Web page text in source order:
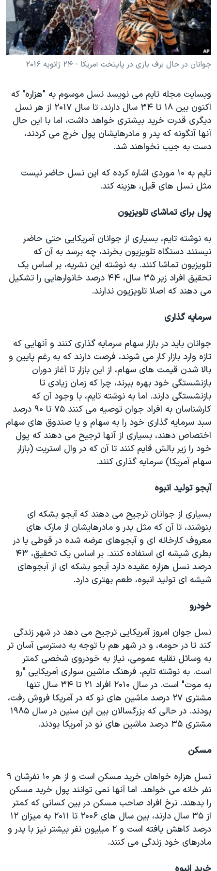
فرهنگ و زندگی
حقوق شهروندی
اقتصادی
علم و فناوری
گالری عکس
آرشیو پخش زنده
مستندها
انتخابات ریاست جمهوری آمریکا ۲۰۲۴
حمله جمهوری اسلامی به اسرائیل
رمز مهسا
اعتراضات زن، زندگی، آزادی
مجموعه مستندهای دادخواهی
تریبونال مردمی آبان ۹۸
دادگاه حمید نوری
قانون شفافیت دارائی کادر رهبری ایران
اسرائیل در جنگ
نرگس محمدی برنده جایزه نوبل صلح
همایش محافظه‌کاران آمریکا «سی‌پک»
صفحه‌های ویژه
سفر پرزیدنت ترامپ به چین
دنبال کنید
جوانان در حال برف بازی در پایتخت آمریکا - ۲۴ ژانویه ۲۰۱۶
وبسایت مجله تایم می نویسد نسل موسوم به "هزاره" که
اکنون بین ۱۸ تا ۳۴ سال دارند، تا سال ۲۰۱۷ از هر نسل
دیگری قدرت خرید بیشتری خواهد داشت، اما با این حال
آنها آنگونه که پدر و مادرهایشان پول خرج می کردند،
دست به جیب نخواهند شد.
تایم به ۱۰ موردی اشاره کرده که این نسل حاضر نیست
مثل نسل های قبل، هزینه کند.
پول برای تماشای تلویزیون
به نوشته تایم، بسیاری از جوانان آمریکایی حتی حاضر
نیستند دستگاه تلویزیون بخرند، چه برسد به آن که
تلویزیون تماشا کنند. به نوشته این نشریه، بر اساس یک
تحقیق افراد زیر ۳۵ سال، ۴۴ درصد خانوارهایی را تشکیل
می دهند که اصلا تلویزیون ندارند.
سرمایه گذاری
جوانان باید در بازار سهام سرمایه گذاری کنند و آنهایی که
تازه وارد بازار کار می شوند، فرصت دارند که به رغم پایین و
بالا شدن قیمت های سهام، از این بازار تا آغاز دوران
بازنشستگی خود بهره ببرند، چرا که زمان زیادی تا
بازنشستگی دارند. اما به نوشته تایم، با وجود آن که
کارشناسان به افراد جوان توصیه می کنند ۷۵ تا ۹۰ درصد
سبد سرمایه گذاری خود را به سهام و یا صندوق های سهام
اختصاص دهند، بسیاری از آنها ترجیح می دهند که پول
خود را زیر بالش قایم کنند تا آن که در وال استریت (بازار
سهام آمریکا) سرمایه گذاری کنند.
آبجو تولید انبوه
بسیاری از جوانان ترجیح می دهند که آبجو بشکه ای
بنوشند، تا آن که مثل پدر و مادرهایشان از مارک های
معروف کارخانه ای و آبجوهای عرضه شده در قوطی یا در
بطری شیشه ای استفاده کنند. بر اساس یک تحقیق، ۴۳
درصد نسل هزاره عقیده دارد آبجو بشکه ای از آبجوهای
شیشه ای تولید انبوه، طعم بهتری دارد.
خودرو
نسل جوان امروز آمریکایی ترجیح می دهد در شهر زندگی
کند تا در حومه، و در شهر هم با توجه به دسترسی آسان تر
به وسائل نقلیه عمومی، نیاز به خودروی شخصی کمتر
است. به نوشته تایم، فرهنگ ماشین سواری آمریکایی "رو
به موت" است. در سال ۲۰۱۰ افراد ۲۱ تا ۳۴ سال تنها
مشتری ۲۷ درصد ماشین های نو که در آمریکا فروش رفت،
بودند. در حالی که بزرگسالان بین این سنین در سال ۱۹۸۵
مشتری ۳۵ درصد ماشین های نو در آمریکا بودند.
مسکن
نسل هزاره خواهان خرید مسکن است و از هر ۱۰ نفرشان ۹
نفر خانه می خواهد. اما آنها نمی توانند پول خرید مسکن
را بدهند. نرخ افراد صاحب مسکن در بین کسانی که کمتر
از ۳۵ سال دارند، بین سال های ۲۰۰۶ تا ۲۰۱۱ به میزان ۱۲
درصد کاهش یافته است و ۲ میلیون نفر بیشتر نیز با پدر و
مادرهای خود زندگی می کنند.